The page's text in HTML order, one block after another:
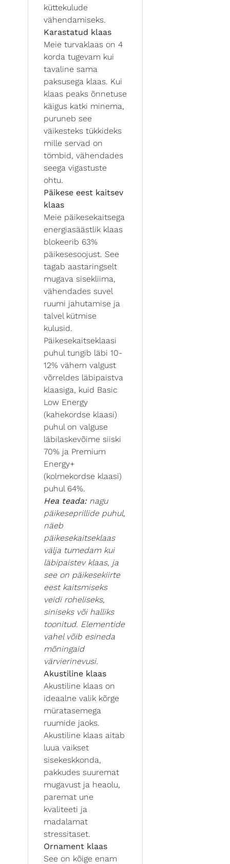
küttekulude
vähendamiseks.
Karastatud klaas
Meie turvaklaas on 4
korda tugevam kui
tavaline sama
paksusega klaas. Kui
klaas peaks õnnetuse
käigus katki minema,
puruneb see
väikesteks tükkideks
mille servad on
tömbid, vähendades
seega vigastuste
ohtu.
Päikese eest kaitsev
klaas
Meie päikesekaitsega
energiasäästlik klaas
blokeerib 63%
päikesesoojust. See
tagab aastaringselt
mugava sisekliima,
vähendades suvel
ruumi jahutamise ja
talvel kütmise
kulusid.
Päikesekaitseklaasi
puhul tungib läbi 10-
12% vähem valgust
võrreldes läbipaistva
klaasiga, kuid Basic
Low Energy
(kahekordse klaasi)
puhul on valguse
läbilaskevõime siiski
70% ja Premium
Energy+
(kolmekordse klaasi)
puhul 64%.
Hea teada:nagu
päikeseprillide puhul,
näeb
päikesekaitseklaas
välja tumedam kui
läbipaistev klaas, ja
see on päikesekiirte
eest kaitsmiseks
veidi roheliseks,
siniseks või halliks
toonitud. Elementide
vahel võib esineda
mõningaid
värvierinevusi.
Akustiline klaas
Akustiline klaas on
ideaalne valik kõrge
müratasemega
ruumide jaoks.
Akustiline klaas aitab
luua vaikset
sisekeskkonda,
pakkudes suuremat
mugavust ja heaolu,
paremat une
kvaliteeti ja
madalamat
stressitaset.
Ornament klaas
See on kõige enam